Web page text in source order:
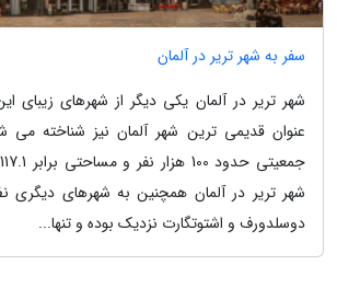
سفر به شهر تریر در آلمان
شهر تریر در آلمان یکی دیگر از شهرهای زیبای
عنوان قدیمی ترین شهر آلمان نیز شناخته می
شهر تریر در آلمان همچنین به شهرهای دیگری
دوسلدورف و اشتوتگارت نزدیک بوده و تنها...